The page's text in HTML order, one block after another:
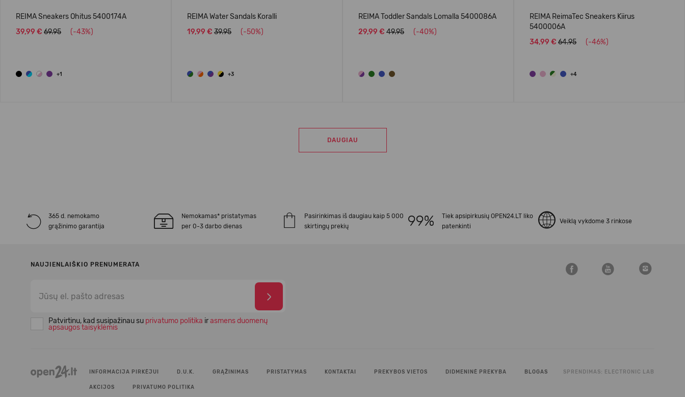
REIMA Sneakers Ohitus 5400174A
39,99 € 69.95 (-43%)
+1
REIMA Water Sandals Koralli
19,99 € 39.95 (-50%)
+3
REIMA Toddler Sandals Lomalla 5400086A
29,99 € 49.95 (-40%)
REIMA ReimaTec Sneakers Kiirus
5400006A
34,99 € 64.95 (-46%)
+4
DAUGIAU
365 d. nemokamo
grąžinimo garantija
Nemokamas* pristatymas
per 0-3 darbo dienas
Pasirinkimas iš daugiau kaip 5 000
skirtingų prekių
Tiek apsipirkusių OPEN24.LT liko
patenkinti
Veiklą vykdome 3 rinkose
NAUJIENLAIŠKIO PRENUMERATA
Patvirtinu, kad susipažinau su privatumo politika irasmens duomenų
apsaugos taisyklėmis
INFORMACIJA PIRKĖJUI D.U.K. GRĄŽINIMAS PRISTATYMAS KONTAKTAI PREKYBOS VIETOS DIDMENINĖ PREKYBA BLOGAS
AKCIJOS PRIVATUMO POLITIKA
SPRENDIMAS: ELECTRONIC LAB